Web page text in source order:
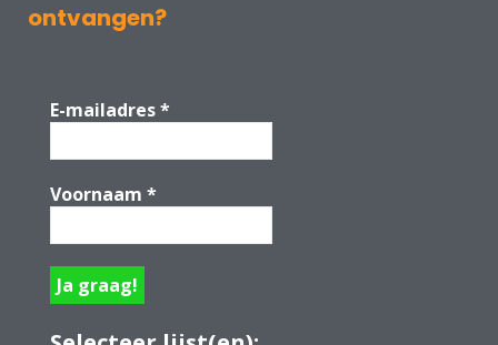
ontvangen?
E-mailadres*
Voornaam *